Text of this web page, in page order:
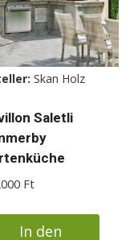
Skan Holz
Saletli
Ft
In den